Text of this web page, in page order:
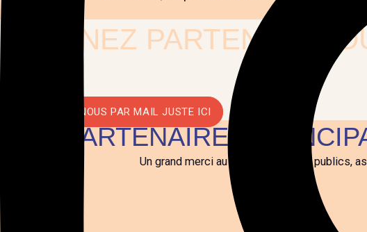
DEVENEZ PARTENAIRE
Travaillons ensemble pour
On vous propose de jouer un rôle clé dans l’enrichissement
CONTACTEZ-NOUS PAR MAIL JUSTE ICI
NOS PARTENAIRES
Un grand merci au réseau d'acteurs publics,